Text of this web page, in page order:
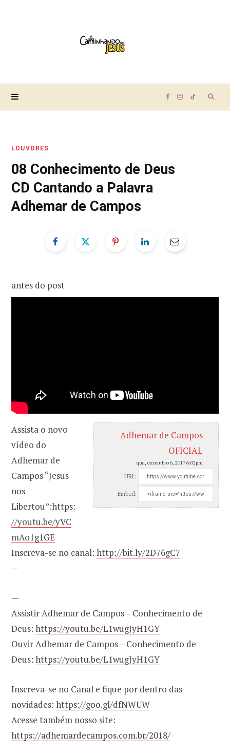
F
e
o
I T
LOUVORES
08 Conhecimento de Deus
CD Cantando a Palavra
Adhemar de Campos
antes do post
Adhemar de Campos
OFICIAL
qua, dezembro 6, 2017 6:02pm
URL:
Embed:
Assista o novo
vídeo do
Adhemar de
Campos “Jesus
nos
Libertou”:https:
//youtu.be/yVC
mAo1g1GE
Inscreva-se no canal: http://bit.ly/2D76gC7
—
—
Assistir Adhemar de Campos – Conhecimento de
Deus: https://youtu.be/L1wugJyH1GY
Ouvir Adhemar de Campos – Conhecimento de
Deus: https://youtu.be/L1wugJyH1GY
Inscreva-se no Canal e fique por dentro das
novidades: https://goo.gl/dfNWUW
Acesse também nosso site:
https://adhemardecampos.com.br/2018/